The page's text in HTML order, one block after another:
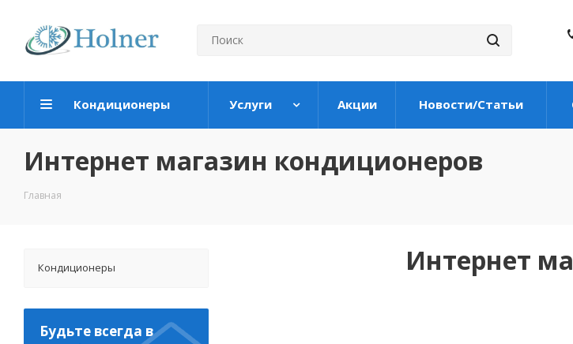
Кондиционеры Услуги Акции Новости/Статьи
Интернет магазин кондиционеров
Главная
Интернет
Кондиционеры
Будьте всегда в